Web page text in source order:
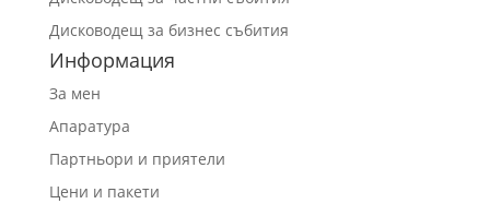
Дисководещ за бизнес събития
Информация
За мен
Апаратура
Партньори и приятели
Цени и пакети